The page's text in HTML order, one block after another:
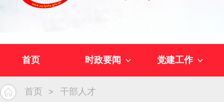
首页 时政要闻 党建工作
首页 干部人才